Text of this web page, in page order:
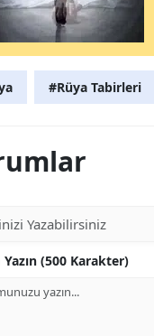
#Rüya Tabirleri
(500 Karakter)